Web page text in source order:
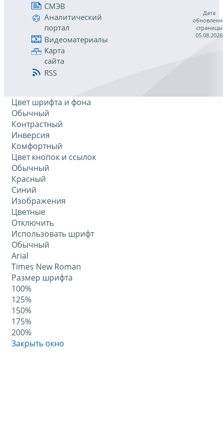
СМЭВ
Аналитический
портал
Видеоматериалы
Карта
сайта
RSS
Дата
страницы
05.08.2026
Цвет шрифта и фона
Обычный
Контрастный
Инверсия
Комфортный
Цвет кнопок и ссылок
Обычный
Красный
Синий
Изображения
Цветные
Отключить
Использовать шрифт
Обычный
Arial
Times New Roman
Размер шрифта
100%
125%
150%
175%
200%
Закрыть окно